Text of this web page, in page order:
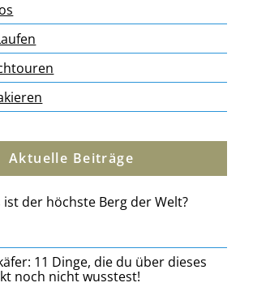
Aktuelle Beiträge
ist der höchste Berg der Welt?
11 Dinge, die du über dieses
noch nicht wusstest!